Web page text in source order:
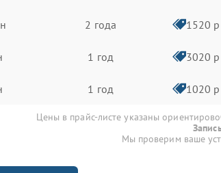
2 года 1520 р
1 год 3020 р
1 год 1020 р
Цены в прайс-листе указаны
Мы проверим ваше